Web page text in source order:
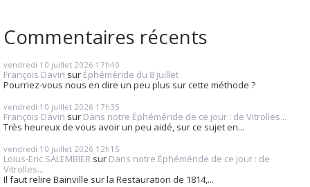
Commentaires récents
vendredi 10 juillet 2026 17h40
François Davin sur Éphéméride du 8 juillet
Pourriez-vous nous en dire un peu plus sur cette méthode ?
vendredi 10 juillet 2026 17h35
François Davin sur Dans notre Éphéméride de ce jour : de Vitrolles...
Très heureux de vous avoir un peu aidé, sur ce sujet en...
vendredi 10 juillet 2026 12h15
Loius-Eric SALEMBIER sur Dans notre Éphéméride de ce jour : de
Vitrolles...
Il faut relire Bainville sur la Restauration de 1814,...